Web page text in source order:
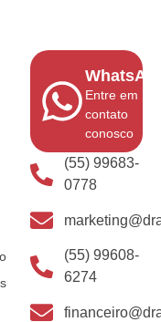
Entre em
contato
conosco
(55) 99683-
0778
(55) 99608-
6274